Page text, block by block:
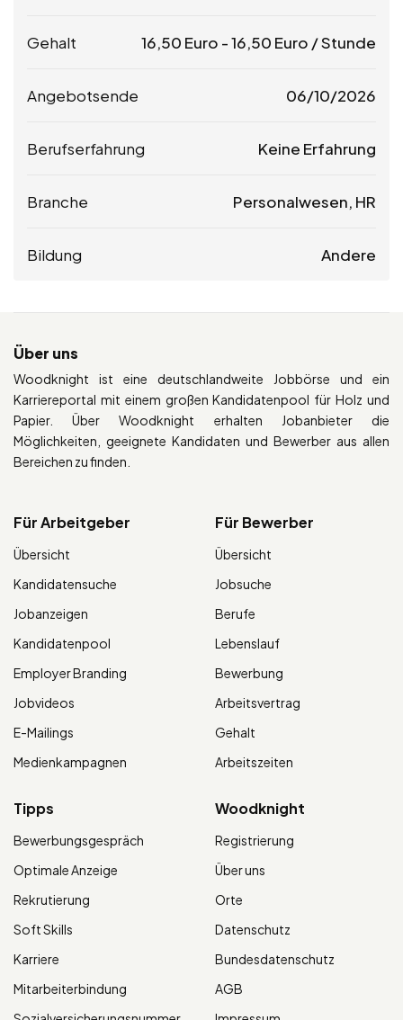
Gehalt 16,50 Euro -16,50 Euro / Stunde
Angebotsende 06/10/2026
Berufserfahrung Keine Erfahrung
Branche Personalwesen, HR
Bildung Andere
Über uns
Woodknight ist eine deutschlandweite Jobbörse und ein
Karriereportal mit einem großen Kandidatenpool für Holz und
Papier. Über Woodknight erhalten Jobanbieter die
Möglichkeiten, geeignete Kandidaten und Bewerber aus allen
Bereichen zu finden.
Für Arbeitgeber
Übersicht
Kandidatensuche
Jobanzeigen
Kandidatenpool
Employer Branding
Jobvideos
E-Mailings
Medienkampagnen
Für Bewerber
Übersicht
Jobsuche
Berufe
Lebenslauf
Bewerbung
Arbeitsvertrag
Gehalt
Arbeitszeiten
Tipps
Bewerbungsgespräch
Optimale Anzeige
Rekrutierung
Soft Skills
Karriere
Mitarbeiterbindung
Woodknight
Registrierung
Über uns
Orte
Datenschutz
Bundesdatenschutz
AGB